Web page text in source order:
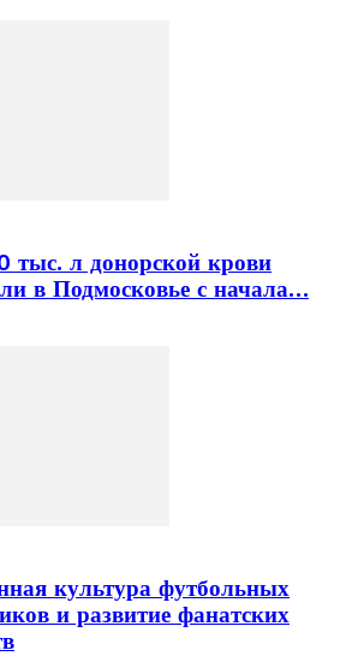
тыс. л донорской крови
в Подмосковье с начала…
культура футбольных
и развитие фанатских